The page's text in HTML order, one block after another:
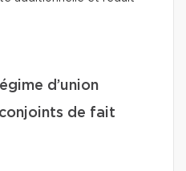
d’union
de fait